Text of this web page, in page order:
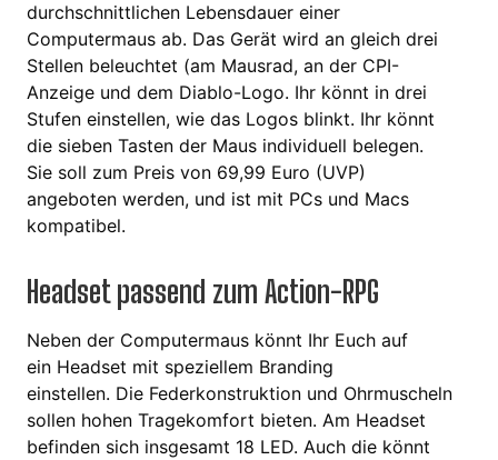
durchschnittlichen Lebensdauer einer
Computermaus ab. Das Gerät wird an gleich drei
Stellen beleuchtet (am Mausrad, an der CPI-
Anzeige und dem Diablo-Logo. Ihr könnt in drei
Stufen einstellen, wie das Logos blinkt. Ihr könnt
die sieben Tasten der Maus individuell belegen.
Sie soll zum Preis von 69,99 Euro (UVP)
angeboten werden, und ist mit PCs und Macs
kompatibel.
Headset passend zum Action-RPG
Neben der Computermaus könnt Ihr Euch auf
ein Headset mit speziellem Branding
einstellen. Die Federkonstruktion und Ohrmuscheln
sollen hohen Tragekomfort bieten. Am Headset
befinden sich insgesamt 18 LED. Auch die könnt